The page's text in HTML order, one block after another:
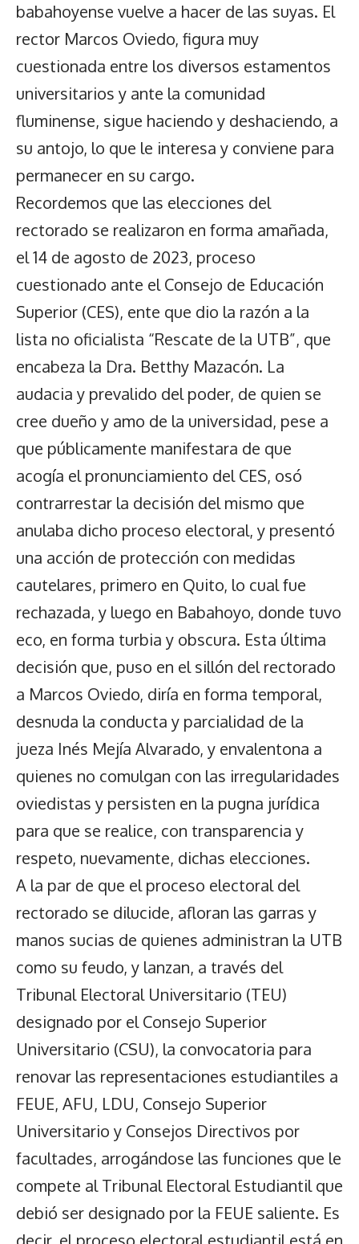
babahoyense vuelve a hacer de las suyas. El
rector Marcos Oviedo, figura muy
cuestionada entre los diversos estamentos
universitarios y ante la comunidad
fluminense, sigue haciendo y deshaciendo, a
su antojo, lo que le interesa y conviene para
permanecer en su cargo.
Recordemos que las elecciones del
rectorado se realizaron en forma amañada,
el 14 de agosto de 2023, proceso
cuestionado ante el Consejo de Educación
Superior (CES), ente que dio la razón a la
lista no oficialista “Rescate de la UTB”, que
encabeza la Dra. Betthy Mazacón. La
audacia y prevalido del poder, de quien se
cree dueño y amo de la universidad, pese a
que públicamente manifestara de que
acogía el pronunciamiento del CES, osó
contrarrestar la decisión del mismo que
anulaba dicho proceso electoral, y presentó
una acción de protección con medidas
cautelares, primero en Quito, lo cual fue
rechazada, y luego en Babahoyo, donde tuvo
eco, en forma turbia y obscura. Esta última
decisión que, puso en el sillón del rectorado
a Marcos Oviedo, diría en forma temporal,
desnuda la conducta y parcialidad de la
jueza Inés Mejía Alvarado, y envalentona a
quienes no comulgan con las irregularidades
oviedistas y persisten en la pugna jurídica
para que se realice, con transparencia y
respeto, nuevamente, dichas elecciones.
A la par de que el proceso electoral del
rectorado se dilucide, afloran las garras y
manos sucias de quienes administran la UTB
como su feudo, y lanzan, a través del
Tribunal Electoral Universitario (TEU)
designado por el Consejo Superior
Universitario (CSU), la convocatoria para
renovar las representaciones estudiantiles a
FEUE, AFU, LDU, Consejo Superior
Universitario y Consejos Directivos por
facultades, arrogándose las funciones que le
compete al Tribunal Electoral Estudiantil que
debió ser designado por la FEUE saliente. Es